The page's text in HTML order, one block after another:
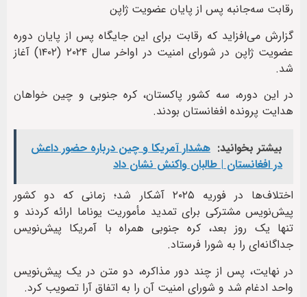
رقابت سه‌جانبه پس از پایان عضویت ژاپن
گزارش می‌افزاید که رقابت برای این جایگاه پس از پایان دوره
عضویت ژاپن در شورای امنیت در اواخر سال ۲۰۲۴ (۱۴۰۲) آغاز
شد.
در این دوره، سه کشور پاکستان، کره جنوبی و چین خواهان
هدایت پرونده افغانستان بودند.
بیشتر بخوانید: هشدار آمریکا و چین درباره حضور داعش
در افغانستان | طالبان واکنش نشان داد
اختلاف‌ها در فوریه ۲۰۲۵ آشکار شد؛ زمانی که دو کشور
پیش‌نویس مشترکی برای تمدید مأموریت یوناما ارائه کردند و
تنها یک روز بعد، کره جنوبی همراه با آمریکا پیش‌نویس
جداگانه‌ای را به شورا فرستاد.
در نهایت، پس از چند دور مذاکره، دو متن در یک پیش‌نویس
واحد ادغام شد و شورای امنیت آن را به اتفاق آرا تصویب کرد.